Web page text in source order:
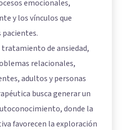
emocionales,
y los vínculos que
pacientes.
de ansiedad,
relacionales,
adultos y personas
busca generar un
donde la
favorecen la exploración